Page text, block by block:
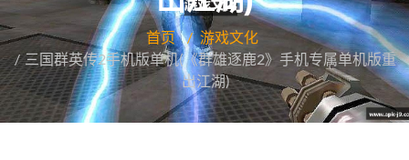
首页
游戏文化
三国群英传2手机版单机(《群雄逐鹿2》手机专属单机版重
出江湖)